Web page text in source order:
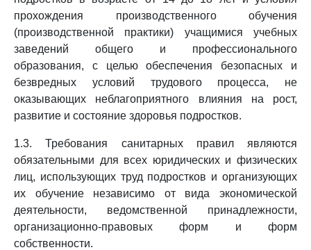
прохождения производственного обучения
(производственной практики) учащимися учебных
заведений общего и профессионального
образования, с целью обеспечения безопасных и
безвредных условий трудового процесса, не
оказывающих неблагоприятного влияния на рост,
развитие и состояние здоровья подростков.
1.3. Требования санитарных правил являются
обязательными для всех юридических и физических
лиц, использующих труд подростков и организующих
их обучение независимо от вида экономической
деятельности, ведомственной принадлежности,
организационно-правовых форм и форм
собственности.